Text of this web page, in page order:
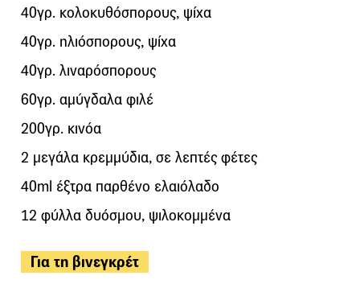
40γρ. κολοκυθόσπορους, ψίχα
40γρ. ηλιόσπορους, ψίχα
40γρ. λιναρόσπορους
60γρ. αμύγδαλα φιλέ
200γρ. κινόα
2 μεγάλα κρεμμύδια, σε λεπτές φέτες
40ml έξτρα παρθένο ελαιόλαδο
12 φύλλα δυόσμου, ψιλοκομμένα
Για τη βινεγκρέτ